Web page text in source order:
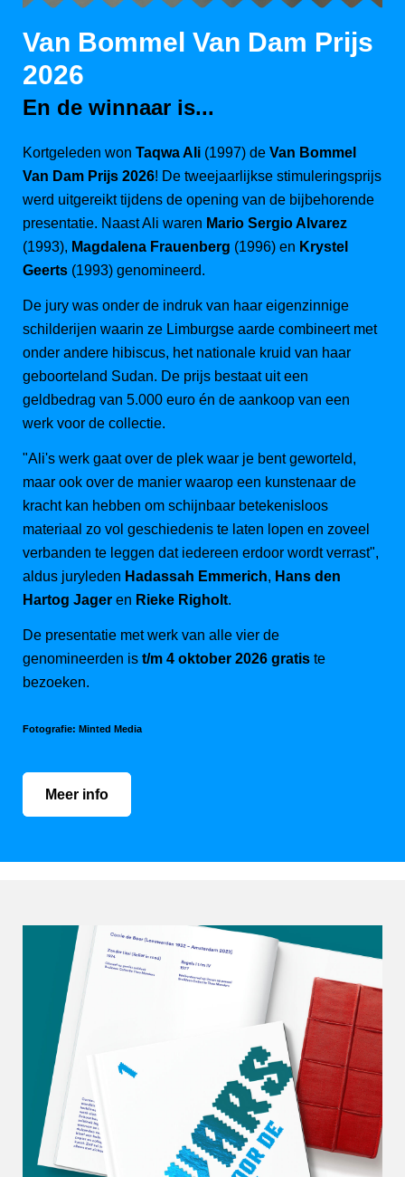
Van Bommel Van Dam Prijs
2026
En de winnaar is...
Kortgeleden won Taqwa Ali (1997) de Van Bommel
Van Dam Prijs 2026! De tweejaarlijkse stimuleringsprijs
werd uitgereikt tijdens de opening van de bijbehorende
presentatie. Naast Ali waren Mario Sergio Alvarez
(1993), Magdalena Frauenberg (1996) en Krystel
Geerts (1993) genomineerd.
De jury was onder de indruk van haar eigenzinnige
schilderijen waarin ze Limburgse aarde combineert met
onder andere hibiscus, het nationale kruid van haar
geboorteland Sudan. De prijs bestaat uit een
geldbedrag van 5.000 euro én de aankoop van een
werk voor de collectie.
"Ali's werk gaat over de plek waar je bent geworteld,
maar ook over de manier waarop een kunstenaar de
kracht kan hebben om schijnbaar betekenisloos
materiaal zo vol geschiedenis te laten lopen en zoveel
verbanden te leggen dat iedereen erdoor wordt verrast",
aldus juryleden Hadassah Emmerich, Hans den
Hartog Jager en Rieke Righolt.
De presentatie met werk van alle vier de
genomineerden is t/m 4 oktober 2026 gratis te
bezoeken.
Fotografie: Minted Media
Meer info